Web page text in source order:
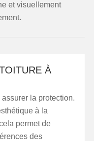
et visuellement
À
la protection.
à la
permet de
des